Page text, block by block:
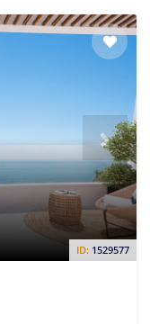
ID: 1529577